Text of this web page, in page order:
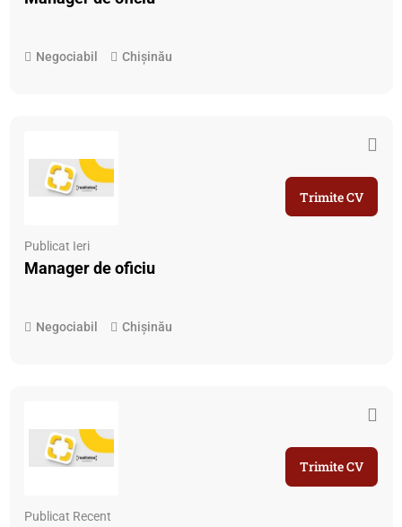
Negociabil Chișinău
Publicat Ieri
Manager de oficiu
Negociabil Chișinău
Trimite CV
Publicat Recent
Trimite CV